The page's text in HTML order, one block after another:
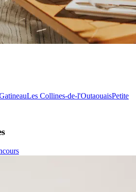
Les Collines-de-l'OutaouaisPetite